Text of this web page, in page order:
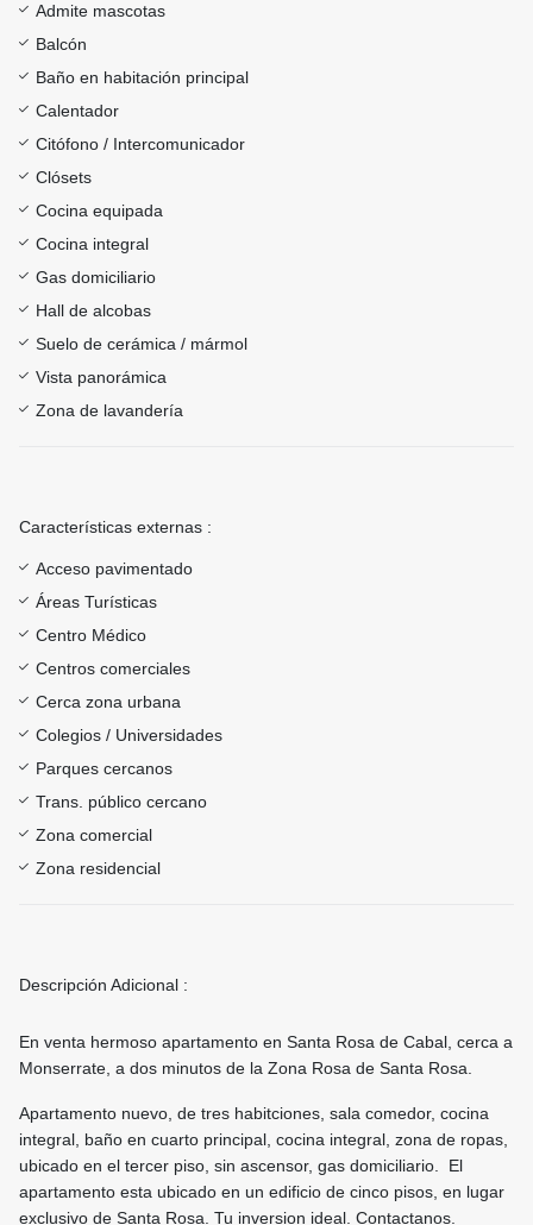
Admite mascotas
Balcón
Baño en habitación principal
Calentador
Citófono / Intercomunicador
Clósets
Cocina equipada
Cocina integral
Gas domiciliario
Hall de alcobas
Suelo de cerámica / mármol
Vista panorámica
Zona de lavandería
Características externas :
Acceso pavimentado
Áreas Turísticas
Centro Médico
Centros comerciales
Cerca zona urbana
Colegios / Universidades
Parques cercanos
Trans. público cercano
Zona comercial
Zona residencial
Descripción Adicional :
En venta hermoso apartamento en Santa Rosa de Cabal, cerca a
Monserrate, a dos minutos de la Zona Rosa de Santa Rosa.
Apartamento nuevo, de tres habitciones, sala comedor, cocina
integral, baño en cuarto principal, cocina integral, zona de ropas,
ubicado en el tercer piso, sin ascensor, gas domiciliario. El
apartamento esta ubicado en un edificio de cinco pisos, en lugar
exclusivo de Santa Rosa. Tu inversion ideal. Contactanos.